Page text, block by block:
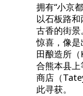
拥有“小京
以石板路
古香的街
惊喜，像
田酿造所
合熊本县
商店（
此寻获。